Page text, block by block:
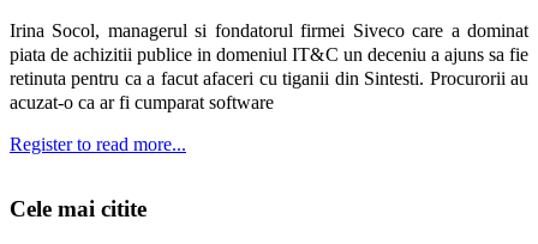
Irina Socol, managerul si fondatorul firmei Siveco care a dominat
piata de achizitii publice in domeniul IT&C un deceniu a ajuns sa fie
retinuta pentru ca a facut afaceri cu tiganii din Sintesti. Procurorii au
acuzat-o ca ar fi cumparat software
Register to read more...
Cele mai citite